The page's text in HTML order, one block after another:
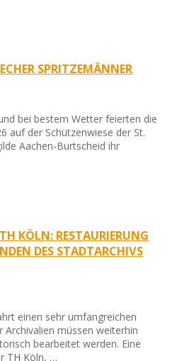
SPRITZEMÄNNER
bei bestem Wetter feierten die
auf der Schützenwiese der St.
Aachen-Burtscheid ihr
KÖLN: RESTAURIERUNG
DES STADTARCHIVS
einen sehr umfangreichen
Archivalien müssen weiterhin
bearbeitet werden. Eine
TH Köln, …